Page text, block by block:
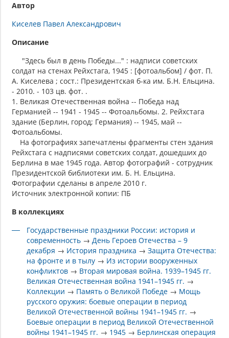
Автор
Киселев Павел Александрович
Описание
"Здесь был в день Победы..." : надписи советских
солдат на стенах Рейхстага, 1945 : [фотоальбом] / фот. П.
А. Киселева ; сост.: Президентская б-ка им. Б.Н. Ельцина.
- 2010. - 103 цв. фот. .
1. Великая Отечественная война -- Победа над
Германией -- 1941 - 1945 -- Фотоальбомы. 2. Рейхстага
здание (Берлин, город; Германия) -- 1945, май --
Фотоальбомы.
На фотографиях запечатлены фрагменты стен здания
Рейхстага с надписями советских солдат, дошедших до
Берлина в мае 1945 года. Автор фотографий - сотрудник
Президентской библиотеки им. Б. Н. Ельцина.
Фотографии сделаны в апреле 2010 г.
Источник электронной копии: ПБ
В коллекциях
Государственные праздники России: история и
современность →День Героев Отечества – 9
декабря → История праздника →Защита Отечества:
на фронте и в тылу → Из истории вооруженных
конфликтов → Вторая мировая война. 1939–1945 гг.
Великая Отечественная война 1941–1945 гг. →
Коллекции → Память о Великой Победе → Мощь
русского оружия: боевые операции в период
Великой Отечественной войны 1941–1945 гг. →
Боевые операции в период Великой Отечественной
войны 1941–1945 гг. → 1945 → Берлинская операция